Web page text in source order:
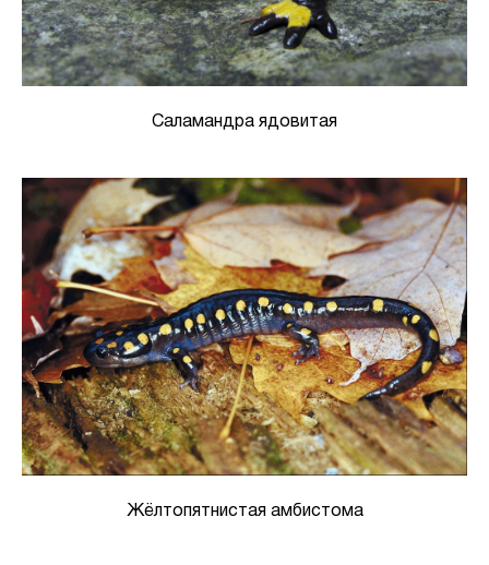
Саламандра ядовитая
Жёлтопятнистая амбистома